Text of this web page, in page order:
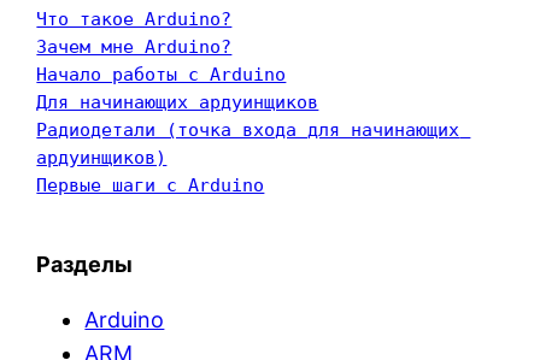
Что такое Arduino?
Зачем мне Arduino?
Начало работы с Arduino
Для начинающих ардуинщиков
Радиодетали (точка входа для начинающих
ардуинщиков)
Первые шаги с Arduino
Разделы
Arduino
ARM